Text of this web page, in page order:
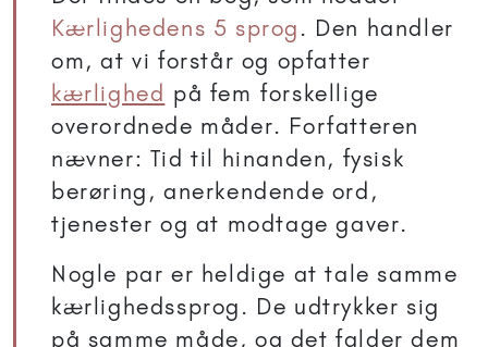
Kærlighedens 5 sprog . Den handler
om, at vi forstår og opfatter
kærlighed på fem forskellige
overordnede måder. Forfatteren
nævner: Tid til hinanden, fysisk
berøring, anerkendende ord,
tjenester og at modtage gaver.
Nogle par er heldige at tale samme
kærlighedssprog. De udtrykker sig
på samme måde, og det falder dem